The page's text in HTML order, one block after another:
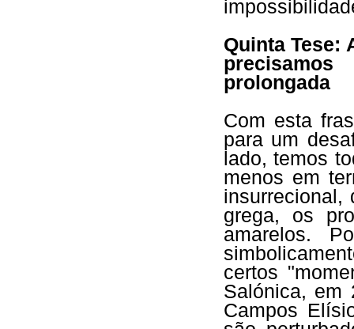
Quinta Tese:
prolongada
Com esta
para um
lado, temos
menos em
insurrecional,
grega, os
amarelos.
certos
Salónica, em
Campos